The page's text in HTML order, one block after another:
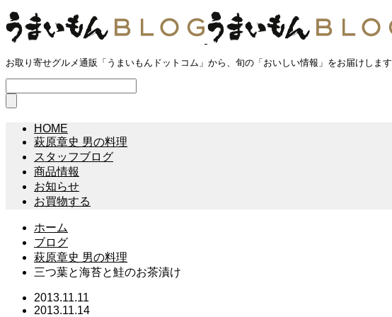
お取り寄せグルメ通販「うまいもんドットコム」から、旬の「おいしい情報」をお届けします
HOME
萩原章史 男の料理
スタッフブログ
商品情報
お知らせ
お買物する
ホーム
ブログ
萩原章史 男の料理
三つ葉と海苔と鮭のお​茶漬け
2013.11.11
2013.11.14